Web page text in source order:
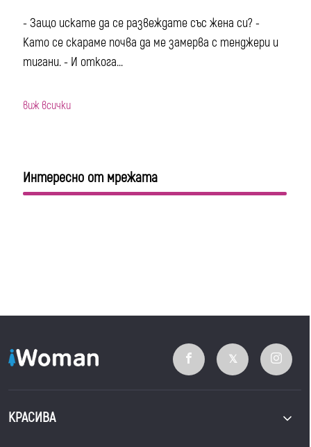
- Защо искате да се развеждате със жена си? -
Като се скараме почва да ме замерва с тенджери и
тигани. - И откога...
виж всички
Интересно от мрежата
КРАСИВА